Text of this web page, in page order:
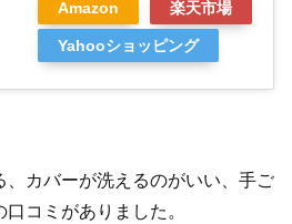
Amazon 楽天市場
Yahooショッピング
、カバーが洗えるのがいい、手ご
コミがありました。